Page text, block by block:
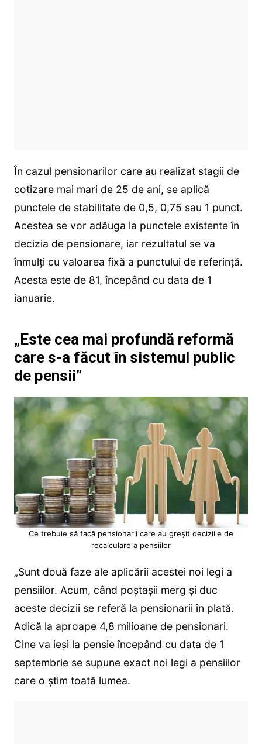
În cazul pensionarilor care au realizat stagii de
cotizare mai mari de 25 de ani, se aplică
punctele de stabilitate de 0,5, 0,75 sau 1 punct.
Acestea se vor adăuga la punctele existente în
decizia de pensionare, iar rezultatul se va
înmulți cu valoarea fixă a punctului de referință.
Acesta este de 81, începând cu data de 1
ianuarie.
„Este cea mai profundă reformă
care s-a făcut în sistemul public
de pensii”
Ce trebuie să facă pensionarii care au greșit deciziile de
recalculare a pensiilor
„Sunt două faze ale aplicării acestei noi legi a
pensiilor. Acum, când poștașii merg și duc
aceste decizii se referă la pensionarii în plată.
Adică la aproape 4,8 milioane de pensionari.
Cine va ieși la pensie începând cu data de 1
septembrie se supune exact noi legi a pensiilor
care o știm toată lumea.